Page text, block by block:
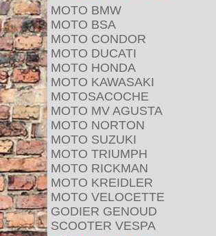
MOTO BMW
MOTO BSA
MOTO CONDOR
MOTO DUCATI
MOTO HONDA
MOTO KAWASAKI
MOTOSACOCHE
MOTO MV AGUSTA
MOTO NORTON
MOTO SUZUKI
MOTO TRIUMPH
MOTO RICKMAN
MOTO KREIDLER
MOTO VELOCETTE
GODIER GENOUD
SCOOTER VESPA